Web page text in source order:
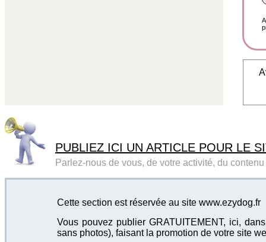
PUBLIEZ ICI UN ARTICLE POUR LE
Parlez-nous de vous, de votre activité, du
Cette section est réservée au site www.ezydog.fr
Vous pouvez publier GRATUITEMENT, ici,
sans photos), faisant la promotion de votre site